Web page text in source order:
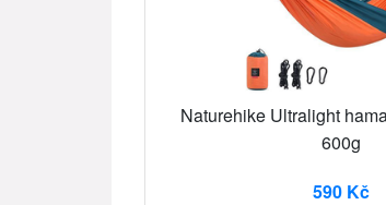
Naturehike Ultralight
600g
590 Kč